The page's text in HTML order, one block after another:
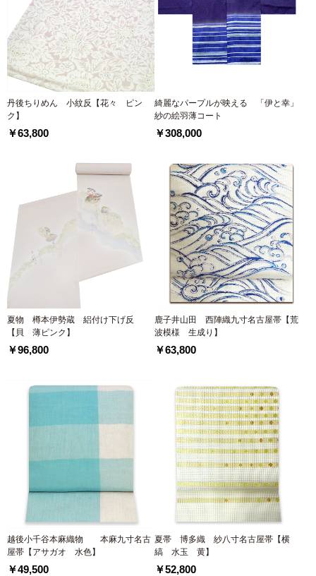
丹後ちりめん 小紋反【花々 ピン
ク】
￥63,800
綺麗なパープルが映える 「伊と幸」
紗の絵羽薄コート
￥308,000
夏物 樽本伊勢蔵 絽付け下げ反
【貝 薄ピンク】
￥96,800
鹿子井山田 西陣織九寸名古屋帯【荒
波模様 生成り】
￥63,800
越後小千谷本麻織物 本麻九寸名古
屋帯【アサガオ 水色】
￥49,500
夏帯 博多織 紗八寸名古屋帯【横
縞 水玉 黄】
￥52,800